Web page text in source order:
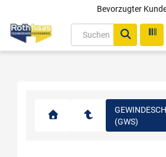
Bevorzugter
(GWS)